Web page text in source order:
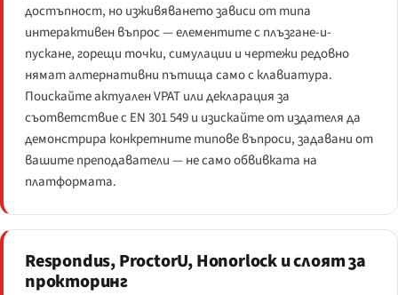
достъпност, но изживяването зависи от типа
интерактивен въпрос — елементите с плъзгане-и-
пускане, горещи точки, симулации и чертежи редовно
нямат алтернативни пътища само с клавиатура.
Поискайте актуален VPAT или декларация за
съответствие с EN 301 549 и изискайте от издателя да
демонстрира конкретните типове въпроси, задавани от
вашите преподаватели — не само обвивката на
платформата.
Respondus, ProctorU, Honorlock и слоят за
прокторинг